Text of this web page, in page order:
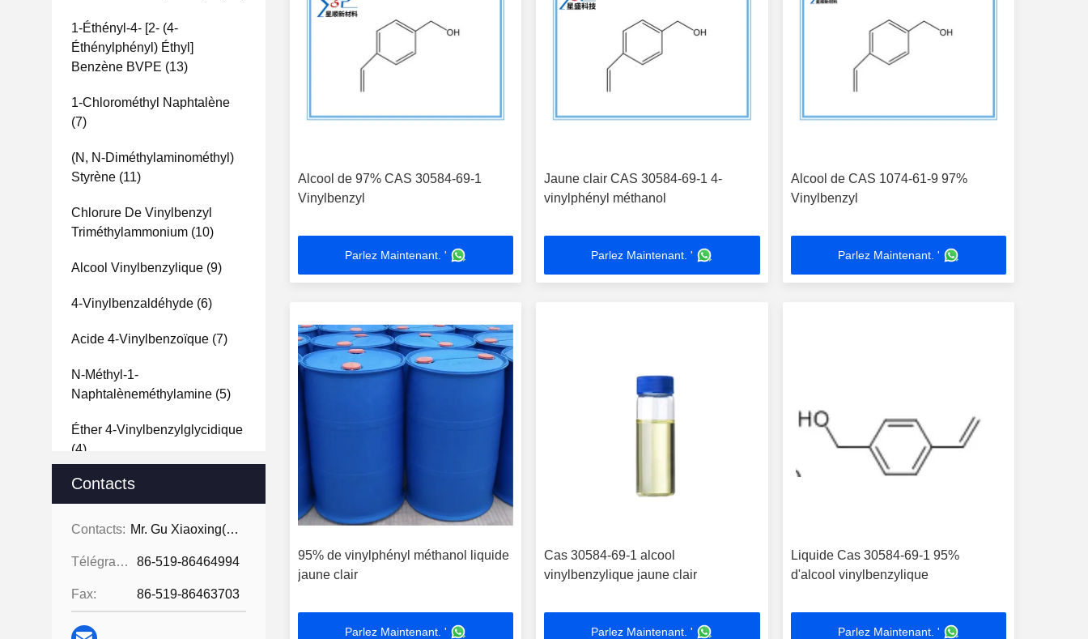
1-Éthényl-4- [2- (4-
Éthénylphényl) Éthyl]
Benzène BVPE (13)
1-Chlorométhyl Naphtalène
(7)
(N, N-Diméthylaminométhyl)
Styrène (11)
Chlorure De Vinylbenzyl
Triméthylammonium (10)
Alcool Vinylbenzylique (9)
4-Vinylbenzaldéhyde (6)
Acide 4-Vinylbenzoïque (7)
N-Méthyl-1-
Naphtalèneméthylamine (5)
Éther 4-Vinylbenzylglycidique
(4)
2-Bromonaphtalène
Méthyle
Anhydride 4-Bromophtalique
Contacts
Contacts: Mr. Gu Xiaoxing( For Chinese Business)
Télégramme: 86-519-86464994
Fax: 86-519-86463703
Alcool de 97% CAS 30584-69-1
Vinylbenzyl
Parlez Maintenant. '
Jaune clair CAS 30584-69-1 4-
vinylphényl méthanol
Parlez Maintenant. '
Alcool de CAS 1074-61-9 97%
Vinylbenzyl
Parlez Maintenant. '
95% de vinylphényl méthanol liquide
jaune clair
Parlez Maintenant. '
Cas 30584-69-1 alcool
vinylbenzylique jaune clair
Parlez Maintenant. '
Liquide Cas 30584-69-1 95%
d'alcool vinylbenzylique
Parlez Maintenant. '